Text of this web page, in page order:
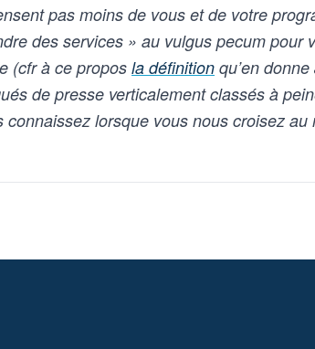
pas moins de vous et de votre
des services » au vulgus pecum pour
(cfr à ce propos la définition qu’en
de presse verticalement classés à
lorsque vous nous croisez